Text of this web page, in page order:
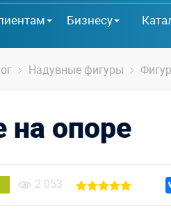
Бизнесу
Надувные фигуры
на опоре
2 053